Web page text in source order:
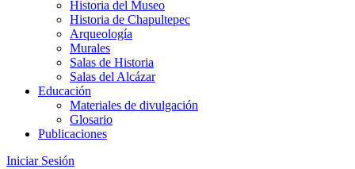
Historia del Museo
Historia de Chapultepec
Arqueología
Murales
Salas de Historia
Salas del Alcázar
Educación
Materiales de divulgación
Glosario
Publicaciones
Iniciar Sesión